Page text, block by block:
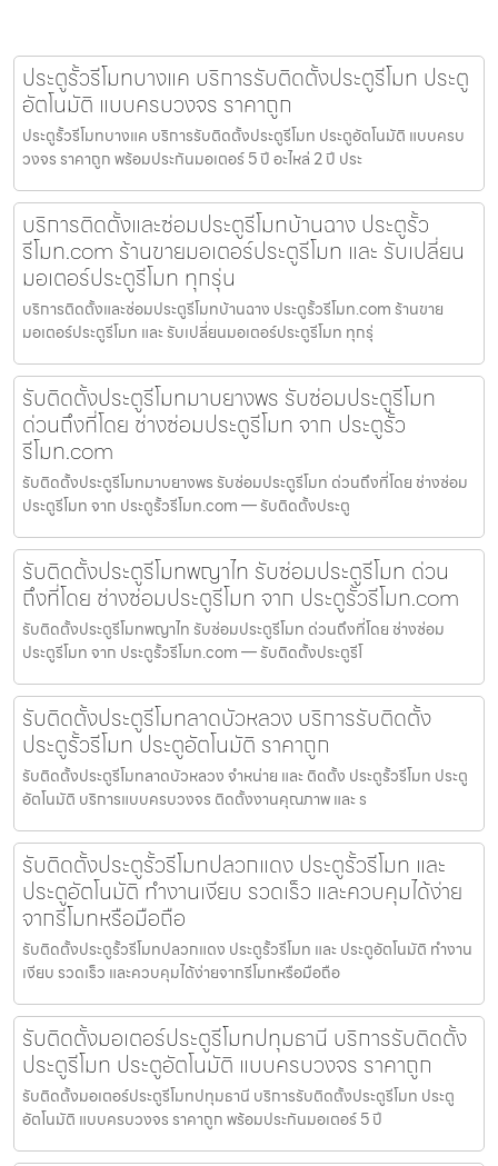
ประตูรั้วรีโมทบางแค บริการรับติดตั้งประตูรีโมท ประตู
อัตโนมัติ แบบครบวงจร ราคาถูก
ประตูรั้วรีโมทบางแค บริการรับติดตั้งประตูรีโมท ประตูอัตโนมัติ แบบครบ
วงจร ราคาถูก พร้อมประกันมอเตอร์ 5 ปี อะไหล่ 2 ปี ประ
บริการติดตั้งและซ่อมประตูรีโมทบ้านฉาง ประตูรั้ว
รีโมท.com ร้านขายมอเตอร์ประตูรีโมท และ รับเปลี่ยน
มอเตอร์ประตูรีโมท ทุกรุ่น
บริการติดตั้งและซ่อมประตูรีโมทบ้านฉาง ประตูรั้วรีโมท.com ร้านขาย
มอเตอร์ประตูรีโมท และ รับเปลี่ยนมอเตอร์ประตูรีโมท ทุกรุ่
รับติดตั้งประตูรีโมทมาบยางพร รับซ่อมประตูรีโมท
ด่วนถึงที่โดย ช่างซ่อมประตูรีโมท จาก ประตูรั้ว
รีโมท.com
รับติดตั้งประตูรีโมทมาบยางพร รับซ่อมประตูรีโมท ด่วนถึงที่โดย ช่างซ่อม
ประตูรีโมท จาก ประตูรั้วรีโมท.com — รับติดตั้งประตู
รับติดตั้งประตูรีโมทพญาไท รับซ่อมประตูรีโมท ด่วน
ถึงที่โดย ช่างซ่อมประตูรีโมท จาก ประตูรั้วรีโมท.com
รับติดตั้งประตูรีโมทพญาไท รับซ่อมประตูรีโมท ด่วนถึงที่โดย ช่างซ่อม
ประตูรีโมท จาก ประตูรั้วรีโมท.com — รับติดตั้งประตูรีโ
รับติดตั้งประตูรีโมทลาดบัวหลวง บริการรับติดตั้ง
ประตูรั้วรีโมท ประตูอัตโนมัติ ราคาถูก
รับติดตั้งประตูรีโมทลาดบัวหลวง จำหน่าย และ ติดตั้ง ประตูรั้วรีโมท ประตู
อัตโนมัติ บริการแบบครบวงจร ติดตั้งงานคุณภาพ และ ร
รับติดตั้งประตูรั้วรีโมทปลวกแดง ประตูรั้วรีโมท และ
ประตูอัตโนมัติ ทำงานเงียบ รวดเร็ว และควบคุมได้ง่าย
จากรีโมทหรือมือถือ
รับติดตั้งประตูรั้วรีโมทปลวกแดง ประตูรั้วรีโมท และ ประตูอัตโนมัติ ทำงาน
เงียบ รวดเร็ว และควบคุมได้ง่ายจากรีโมทหรือมือถือ
รับติดตั้งมอเตอร์ประตูรีโมทปทุมธานี บริการรับติดตั้ง
ประตูรีโมท ประตูอัตโนมัติ แบบครบวงจร ราคาถูก
รับติดตั้งมอเตอร์ประตูรีโมทปทุมธานี บริการรับติดตั้งประตูรีโมท ประตู
อัตโนมัติ แบบครบวงจร ราคาถูก พร้อมประกันมอเตอร์ 5 ปี